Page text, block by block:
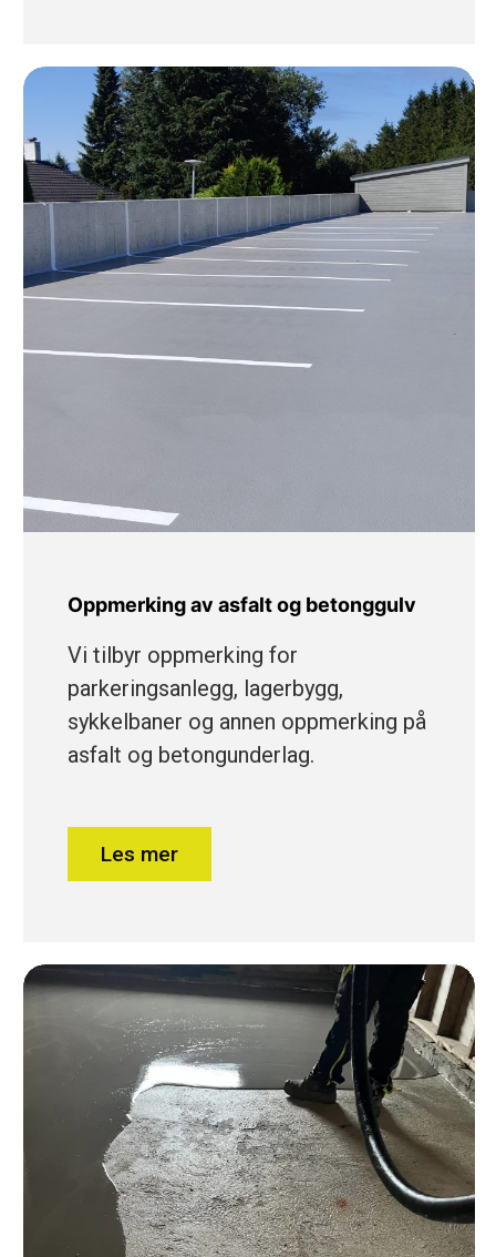
Oppmerking av asfalt og betonggulv
Vi tilbyr oppmerking for
parkeringsanlegg, lagerbygg,
sykkelbaner og annen oppmerking på
asfalt og betongunderlag.
Les mer